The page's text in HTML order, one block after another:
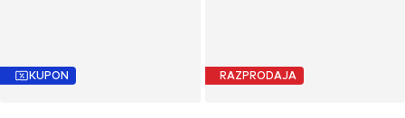
KUPON RAZPRODAJA